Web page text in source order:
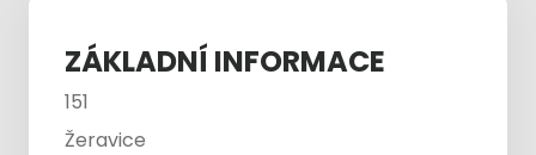
ZÁKLADNÍ INFORMACE
151
Žeravice